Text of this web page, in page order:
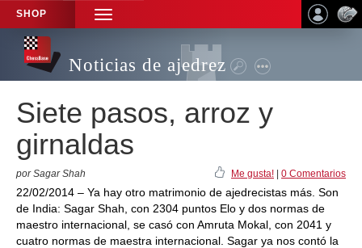
SHOP
TOGGLE
NAVIGATION
Noticias de ajedrez
Siete pasos, arroz y
girnaldas
por Sagar Shah Me gusta! 0 Comentarios
22/02/2014 – Ya hay otro matrimonio de ajedrecistas más. Son
de India: Sagar Shah, con 2304 puntos Elo y dos normas de
maestro internacional, se casó con Amruta Mokal, con 2041 y
cuatro normas de maestra internacional. Sagar ya nos contó la